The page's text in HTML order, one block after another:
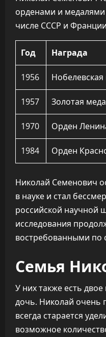
орденами и
числе СССР и
Год Награда
1956
1957 Золотая
1970 Орден
1984 Орден
Николай Семенович
в науке и стал
российской научной
исследования
востребованными по
Семья
У них также есть
дочь. Николай очень
всегда старается
возможное